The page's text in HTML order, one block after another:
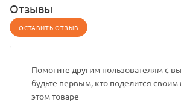
Отзывы
ОСТАВИТЬ ОТЗЫВ
Помогите другим пользователям с
будьте первым, кто поделится
этом товаре